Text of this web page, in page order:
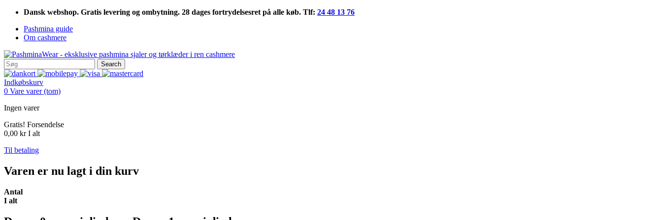
Dansk webshop. Gratis levering og ombytning. 28 dages fortrydelsesret på alle køb. Tlf: 24 48 13 76
Pashmina guide
Om cashmere
Search
Indkøbskurv
0 Vare varer (tom)
Ingen varer
Gratis! Forsendelse
0,00 kr I alt
Til betaling
Varen er nu lagt i din kurv
Antal
I alt